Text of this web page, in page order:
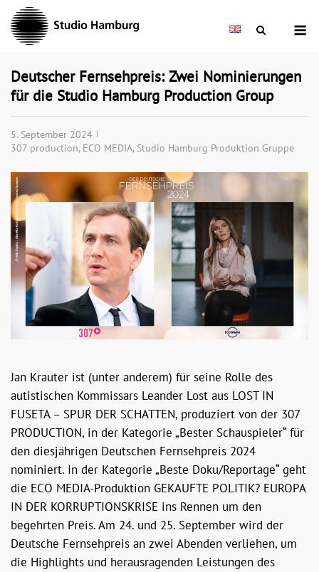
Skip
content
Deutscher Fernsehpreis: Zwei Nominierungen
für die Studio Hamburg Production Group
5. September 2024
307 production, ECO MEDIA, Studio Hamburg Produktion Gruppe
Jan Krauter ist (unter anderem) für seine Rolle des
autistischen Kommissars Leander Lost aus LOST IN
FUSETA – SPUR DER SCHATTEN, produziert von der 307
PRODUCTION, in der Kategorie „Bester Schauspieler“ für
den diesjährigen Deutschen Fernsehpreis 2024
nominiert. In der Kategorie „Beste Doku/Reportage“ geht
die ECO MEDIA-Produktion GEKAUFTE POLITIK? EUROPA
IN DER KORRUPTIONSKRISE ins Rennen um den
begehrten Preis. Am 24. und 25. September wird der
Deutsche Fernsehpreis an zwei Abenden verliehen, um
die Highlights und herausragenden Leistungen des